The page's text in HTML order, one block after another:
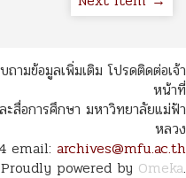
ามข้อมูลเพิ่มเติม โปรดติดต่อเจ้า
หน้าที่
สื่อการศึกษา มหาวิทยาลัยแม่ฟ้า
หลวง
email: archives@mfu.ac.th
Proudly powered by Omeka.